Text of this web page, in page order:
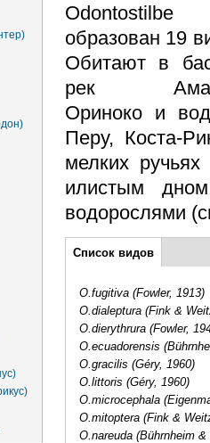
Odontostilbe
образован 19
Обитают в
рек
Ориноко и
Перу, Коста-
мелких
илистым
водорослями
Дополнительно
Список видов(активная
вкладка)
O.fugitiva (Fowler, 1913)
O.dialeptura (Fink &
O.dierythrura (Fowler,
O.ecuadorensis
O.gracilis (Géry, 1960)
O.littoris (Géry, 1960)
O.microcephala
O.mitoptera (Fink &
O.nareuda (Bührnheim